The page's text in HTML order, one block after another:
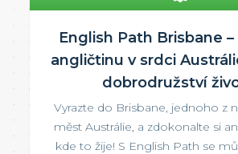
English Path Brisbane
angličtinu v srdci
dobrodružství
Vyrazte do Brisbane, jednoho z
měst Austrálie, a zdokonalte si
kde to žije! S English Path se